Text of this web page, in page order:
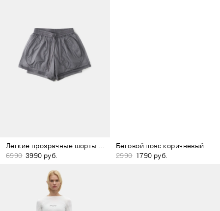
Лёгкие прозрачные шорты серые
6990 3990 руб.
Беговой пояс коричневый
2990 1790 руб.